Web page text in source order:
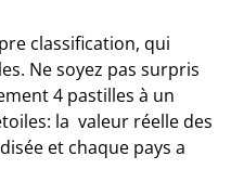
classification, qui
Ne soyez pas surpris
4 pastilles à un
la valeur réelle des
et chaque pays a